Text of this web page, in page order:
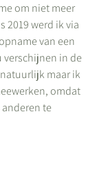
om niet meer
2019 werd ik via
van een
verschijnen in de
maar ik
omdat
te